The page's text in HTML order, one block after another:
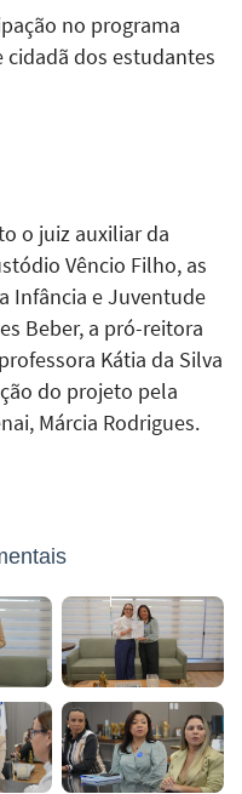
no programa
dos estudantes
o juiz auxiliar da
Vêncio Filho, as
Infância e Juventude
Beber, a pró-reitora
Kátia da Silva
do projeto pela
Márcia Rodrigues.